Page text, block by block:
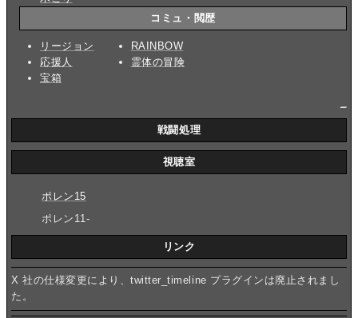
コミュ・閲歴
リージョン
応援人
宝箱
RAINBOW
霊体の冒険
戦闘処理
視聴室
ポレン15
ポレン11-
リンク
X 社の仕様変更により、twitter_timeline プラグインは廃止されまし
た。